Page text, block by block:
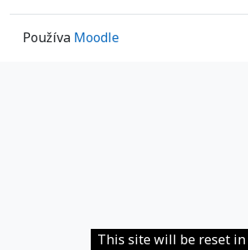
Používa Moodle
This site will be reset in